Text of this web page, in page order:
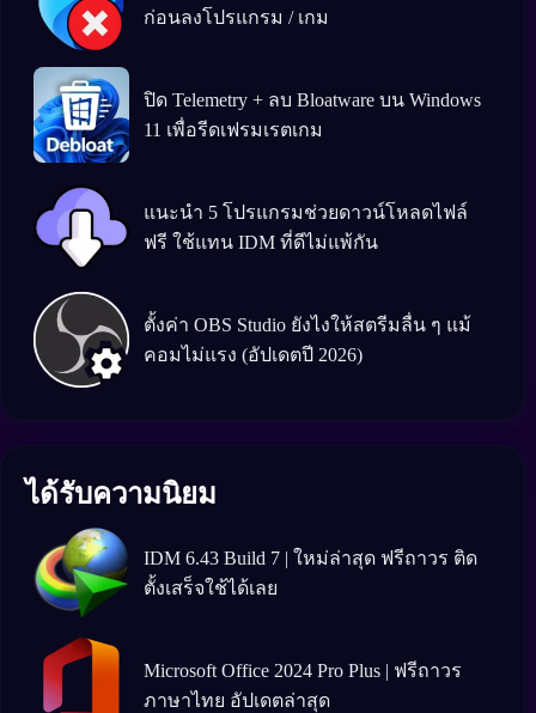
ก่อนลงโปรแกรม / เกม
ปิด Telemetry + ลบ Bloatware บน Windows
11 เพื่อรีดเฟรมเรตเกม
แนะนำ 5 โปรแกรมช่วยดาวน์โหลดไฟล์
ฟรี ใช้แทน IDM ที่ดีไม่แพ้กัน
ตั้งค่า OBS Studio ยังไงให้สตรีมลื่น ๆ แม้
คอมไม่แรง (อัปเดตปี 2026)
ได้รับความนิยม
IDM 6.43 Build 7 | ใหม่ล่าสุด ฟรีถาวร ติด
ตั้งเสร็จใช้ได้เลย
Microsoft Office 2024 Pro Plus | ฟรีถาวร
ภาษาไทย อัปเดตล่าสุด